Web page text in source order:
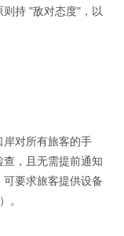
持 "敌对态度"，以
岸对所有旅客的手
，且无需提前通知
要求旅客提供设备
。